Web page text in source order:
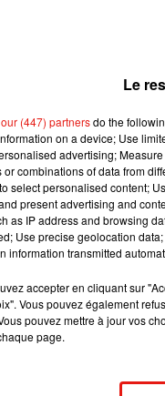
venez vivre
aux rencontres
la victoire et
féminins et un combat
maintenant ci-
.
recueillies pour
la gestion de vos données
Le
our (447) partnersdo the
on a device; Use
advertising;
or combinations of data from
select personalised content;
present advertising and
as IP address and browsing
Use precise geolocation
information transmitted
accepter en cliquant sur
Vous pouvez également
pouvez mettre à jour vos
page.